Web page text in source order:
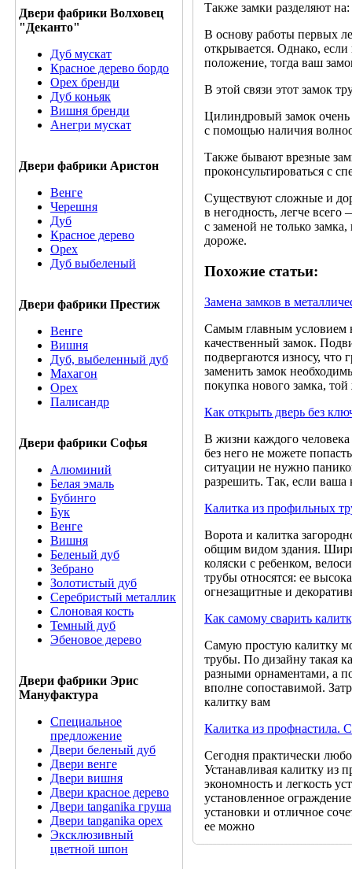
Двери фабрики Волховец
"Деканто"
Дуб мускат
Красное дерево бордо
Орех бренди
Дуб коньяк
Вишня бренди
Анегри мускат
Двери фабрики Аристон
Венге
Черешня
Дуб
Красное дерево
Орех
Дуб выбеленый
Двери фабрики Престиж
Венге
Вишня
Дуб, выбеленный дуб
Махагон
Орех
Палисандр
Двери фабрики Софья
Алюминий
Белая эмаль
Бубинго
Бук
Венге
Вишня
Беленый дуб
Зебрано
Золотистый дуб
Серебристый металлик
Слоновая кость
Темный дуб
Эбеновое дерево
Двери фабрики Эрис
Мануфактура
Специальное
предложение
Двери беленый дуб
Двери венге
Двери вишня
Двери красное дерево
Двери tanganika груша
Двери tanganika oрех
Эксклюзивный
цветной шпон
Также замки разделяют
В основу работы первых
открывается. Однако,
положение, тогда ваш
В этой связи этот замок
Цилиндровый замок очень
с помощью наличия
Также бывают врезные
проконсультироваться с
Существуют сложные и
в негодность, легче
с заменой не только
дороже.
Похожие статьи:
Замена замков в
Самым главным условием
качественный замок.
подвергаются износу, что
заменить замок
покупка нового замка,
Как открыть дверь без
В жизни каждого
без него не можете
ситуации не нужно
разрешить. Так, если ваша
Калитка из профильных
Ворота и калитка
общим видом здания.
коляски с ребенком,
трубы относятся: ее
огнезащитные и
Как самому сварить
Самую простую калитку
трубы. По дизайну такая
разными орнаментами, а
вполне сопоставимой.
калитку вам
Калитка из профнастила.
Сегодня практически
Устанавливая калитку из
экономность и легкость
установленное
установки и отличное
ее можно